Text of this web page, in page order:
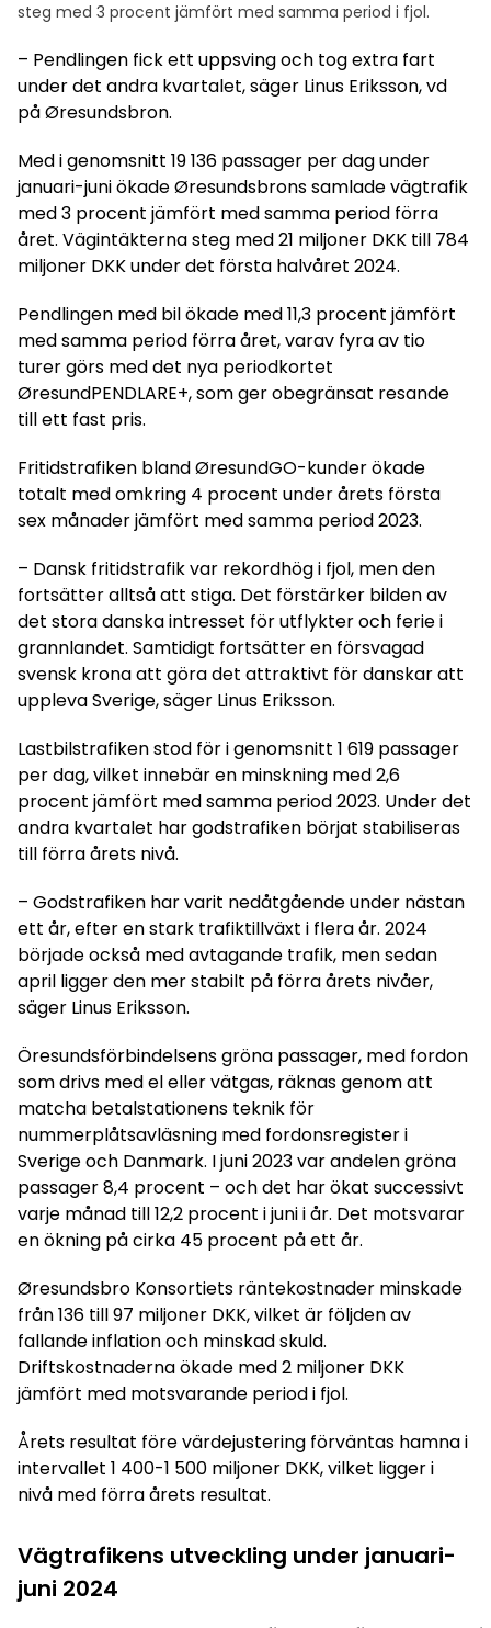
steg med 3 procent jämfört med samma period i fjol.
– Pendlingen fick ett uppsving och tog extra fart
under det andra kvartalet, säger Linus Eriksson, vd
på Øresundsbron.
Med i genomsnitt 19 136 passager per dag under
januari-juni ökade Øresundsbrons samlade vägtrafik
med 3 procent jämfört med samma period förra
året. Vägintäkterna steg med 21 miljoner DKK till 784
miljoner DKK under det första halvåret 2024.
Pendlingen med bil ökade med 11,3 procent jämfört
med samma period förra året, varav fyra av tio
turer görs med det nya periodkortet
ØresundPENDLARE+, som ger obegränsat resande
till ett fast pris.
Fritidstrafiken bland ØresundGO-kunder ökade
totalt med omkring 4 procent under årets första
sex månader jämfört med samma period 2023.
– Dansk fritidstrafik var rekordhög i fjol, men den
fortsätter alltså att stiga. Det förstärker bilden av
det stora danska intresset för utflykter och ferie i
grannlandet. Samtidigt fortsätter en försvagad
svensk krona att göra det attraktivt för danskar att
uppleva Sverige, säger Linus Eriksson.
Lastbilstrafiken stod för i genomsnitt 1 619 passager
per dag, vilket innebär en minskning med 2,6
procent jämfört med samma period 2023. Under det
andra kvartalet har godstrafiken börjat stabiliseras
till förra årets nivå.
– Godstrafiken har varit nedåtgående under nästan
ett år, efter en stark trafiktillväxt i flera år. 2024
började också med avtagande trafik, men sedan
april ligger den mer stabilt på förra årets nivåer,
säger Linus Eriksson.
Öresundsförbindelsens gröna passager, med fordon
som drivs med el eller vätgas, räknas genom att
matcha betalstationens teknik för
nummerplåtsavläsning med fordonsregister i
Sverige och Danmark. I juni 2023 var andelen gröna
passager 8,4 procent – och det har ökat successivt
varje månad till 12,2 procent i juni i år. Det motsvarar
en ökning på cirka 45 procent på ett år.
Øresundsbro Konsortiets räntekostnader minskade
från 136 till 97 miljoner DKK, vilket är följden av
fallande inflation och minskad skuld.
Driftskostnaderna ökade med 2 miljoner DKK
jämfört med motsvarande period i fjol.
Årets resultat före värdejustering förväntas hamna i
intervallet 1 400-1 500 miljoner DKK, vilket ligger i
nivå med förra årets resultat.
Vägtrafikens utveckling under januari-
juni 2024